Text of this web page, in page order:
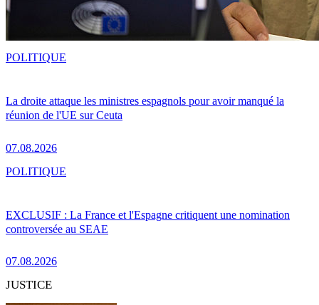
La droite attaque les ministres espagnols pour avoir manqué la
réunion de l'UE sur Ceuta
07.08.2026
POLITIQUE
EXCLUSIF : La France et l'Espagne critiquent une nomination
controversée au SEAE
07.08.2026
POLITIQUE
JUSTICE